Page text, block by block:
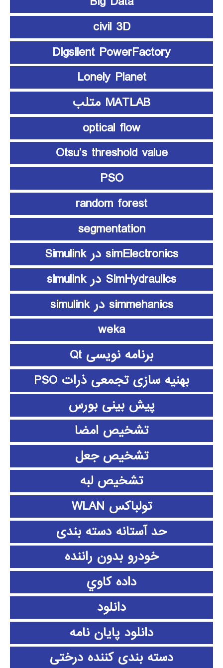
civil 3D
Digsilent PowerFactory
Lonely Planet
MATLAB متلب
optical flow
Otsu’s threshold value
PSO
random forest
segmentation
simElectronics در Simulink
SimHydraulics در simulink
simmehanics در simulink
weka
برنامه نویسی Qt
بهنیه سازی تجمعی ذرات PSO
پیش بینی بورس
تشخیص امضا
تشخیص جعل
تشخیص لبه
تولباکس WLAN
حد آستانه دسته بندی
خودرو بدون راننده
داده كاوي
دانلود
دانلود پايان نامه
دسته بندی کننده درختی